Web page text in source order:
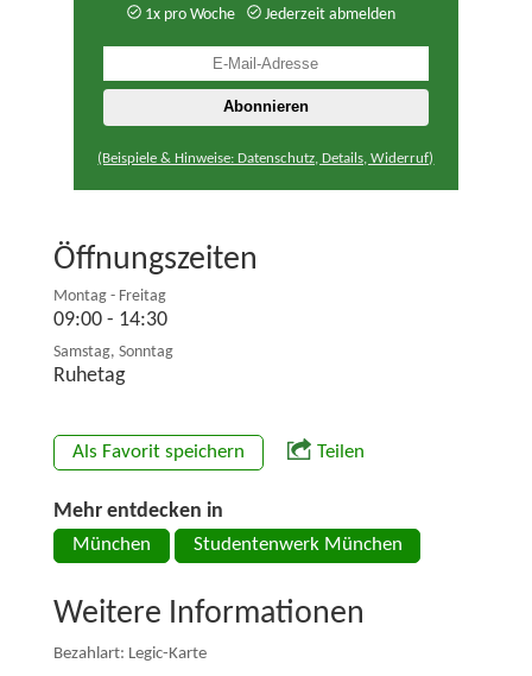
1x pro Woche
Jederzeit abmelden
(Beispiele & Hinweise: Datenschutz, Details, Widerruf)
Öffnungszeiten
Montag - Freitag
09:00 - 14:30
Samstag, Sonntag
Ruhetag
Als Favorit speichern Teilen
Mehr entdecken in
München Studentenwerk München
Weitere Informationen
Bezahlart: Legic-Karte